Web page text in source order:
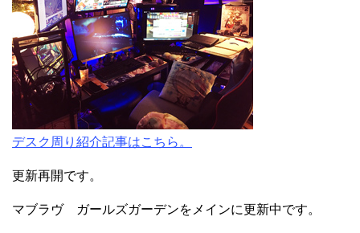
デスク周り紹介記事はこちら。
更新再開です。
マブラヴ ガールズガーデンをメインに更新中です。